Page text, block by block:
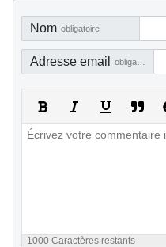
Nom obligatoire
Adresse email
1000 Caractères restants